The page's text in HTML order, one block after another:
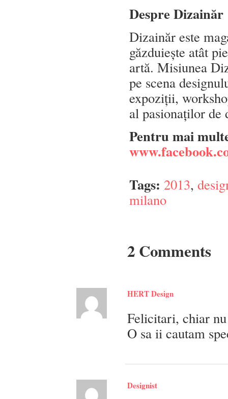
Despre Dizainăr
Dizainăr este
găzduiește atât
artă. Misiunea
pe scena
expoziții,
al pasionaților de
Pentru mai
Tags: 2013,
milano
2 Comments
HERT Design
Felicitari, chiar
O sa ii cautam
Designist